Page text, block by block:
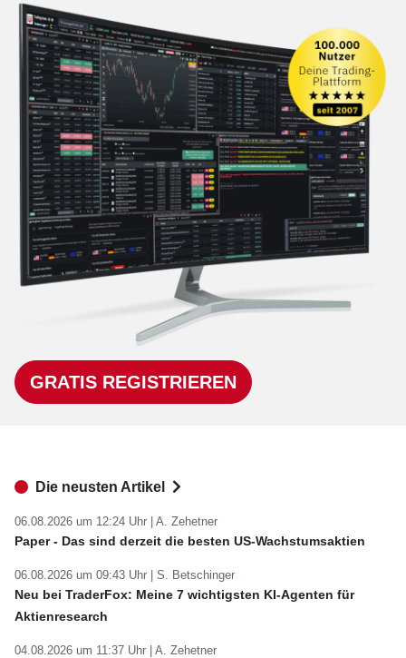
GRATIS REGISTRIEREN
Die neusten Artikel
06.08.2026 um 12:24 Uhr | A. Zehetner
Paper - Das sind derzeit die besten US-Wachstumsaktien
06.08.2026 um 09:43 Uhr | S. Betschinger
Neu bei TraderFox: Meine 7 wichtigsten KI-Agenten für
Aktienresearch
04.08.2026 um 11:37 Uhr | A. Zehetner